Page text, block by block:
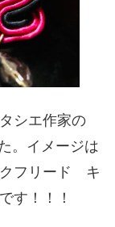
シエ作家の
。イメージは
クフリード キ
す！！！